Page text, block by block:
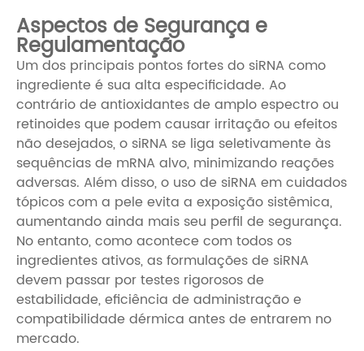
Aspectos de Segurança e
Regulamentação
Um dos principais pontos fortes do siRNA como
ingrediente é sua alta especificidade. Ao
contrário de antioxidantes de amplo espectro ou
retinoides que podem causar irritação ou efeitos
não desejados, o siRNA se liga seletivamente às
sequências de mRNA alvo, minimizando reações
adversas. Além disso, o uso de siRNA em cuidados
tópicos com a pele evita a exposição sistêmica,
aumentando ainda mais seu perfil de segurança.
No entanto, como acontece com todos os
ingredientes ativos, as formulações de siRNA
devem passar por testes rigorosos de
estabilidade, eficiência de administração e
compatibilidade dérmica antes de entrarem no
mercado.